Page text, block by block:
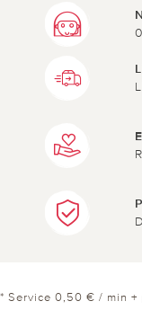
* Service 0,50 € / min +